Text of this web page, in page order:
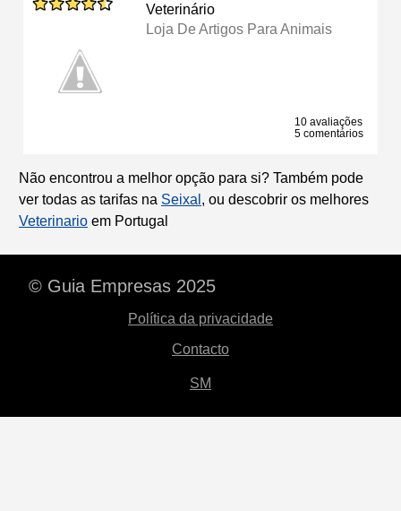
Veterinário
Loja De Artigos Para Animais
10 avaliações
5 comentários
Não encontrou a melhor opção para si? Também pode
ver todas as tarifas na Seixal , ou descobrir os melhores
Veterinario em Portugal
© Guia Empresas 2025
Política da privacidade
Contacto
SM